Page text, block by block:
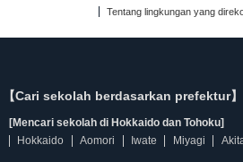
Tentang lingkungan yang
【Cari sekolah berdasarkan prefektur】
[Mencari sekolah di Hokkaido dan Tohoku]
Hokkaido
Aomori Iwate Miyagi